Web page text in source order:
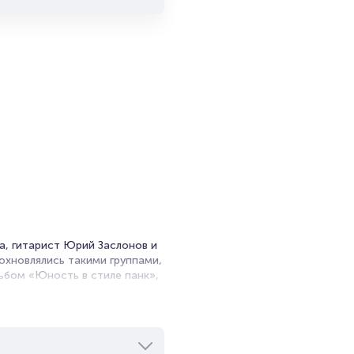
гитарист Юрий Заслонов и
такими группами,
«Юность в стиле панк»,